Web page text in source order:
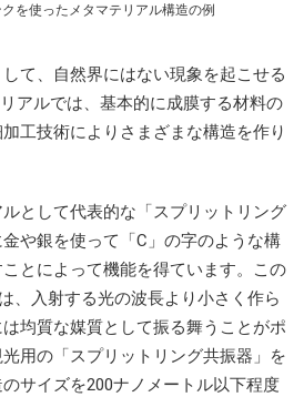
を使ったメタマテリアル構造の例
て、自然界にはない現象を起こせる
アルでは、基本的に成膜する材料の
工技術によりさまざまな構造を作り
として代表的な「スプリットリング
や銀を使って「C」の字のような構
とによって機能を得ています。この
、入射する光の波長より小さく作ら
均質な媒質として振る舞うことがポ
用の「スプリットリング共振器」を
サイズを200ナノメートル以下程度